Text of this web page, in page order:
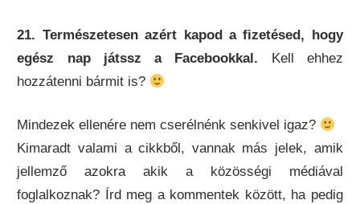
21. Természetesen azért kapod a fizetésed, hogy
egész nap játssz a Facebookkal. Kell ehhez
hozzátenni bármit is?
Mindezek ellenére nem cserélnénk senkivel igaz?
Kimaradt valami a cikkből, vannak más jelek, amik
jellemző azokra akik a közösségi médiával
foglalkoznak? Írd meg a kommentek között, ha pedig